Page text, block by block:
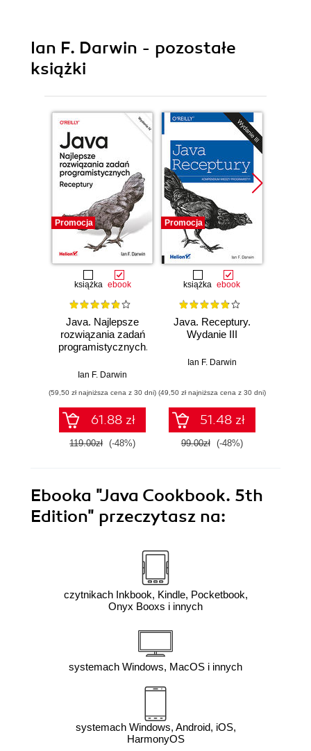
Ian F. Darwin - pozostałe
książki
Promocja
książka ebook
Java. Najlepsze
rozwiązania zadań
programistycznych.
Wydanie IV
Ian F. Darwin
(59,50 zł najniższa cena z 30 dni)
61.88 zł
119.00zł (-48%)
Promocja
książka ebook
Java. Receptury.
Wydanie III
Ian F. Darwin
(49,50 zł najniższa cena z 30 dni)
51.48 zł
99.00zł (-48%)
Ebooka "Java Cookbook. 5th
Edition" przeczytasz na:
czytnikach Inkbook, Kindle, Pocketbook,
Onyx Booxs i innych
systemach Windows, MacOS i innych
systemach Windows, Android, iOS,
HarmonyOS